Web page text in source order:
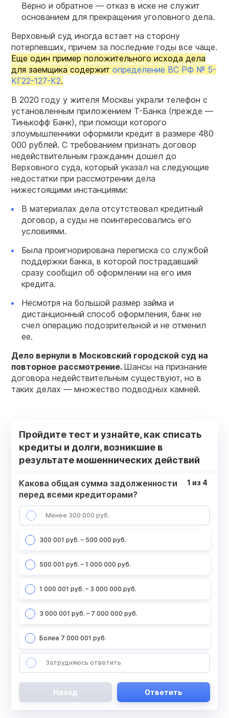
Верно и обратное — отказ в иске не служит
основанием для прекращения уголовного дела.
Верховный суд иногда встает на сторону
потерпевших, причем за последние годы все чаще.
Еще один пример положительного исхода дела
для заемщика содержит определение ВС РФ № 5-
КГ22-127-К2.
В 2020 году у жителя Москвы украли телефон с
установленным приложением Т-Банка (прежде —
Тинькофф Банк), при помощи которого
злоумышленники оформили кредит в размере 480
000 рублей. С требованием признать договор
недействительным гражданин дошел до
Верховного суда, который указал на следующие
недостатки при рассмотрении дела
нижестоящими инстанциями:
В материалах дела отсутствовал кредитный
договор, а суды не поинтересовались его
условиями.
Была проигнорирована переписка со службой
поддержки банка, в которой пострадавший
сразу сообщил об оформлении на его имя
кредита.
Несмотря на большой размер займа и
дистанционный способ оформления, банк не
счел операцию подозрительной и не отменил
ее.
Дело вернули в Московский городской суд на
повторное рассмотрение. Шансы на признание
договора недействительным существуют, но в
таких делах — множество подводных камней.
Пройдите тест и узнайте, как списать
кредиты и долги, возникшие в
результате мошеннических действий
Какова общая сумма задолженности
перед всеми кредиторами?
Менее 300 000 руб.
300 001 руб. – 500 000 руб.
500 001 руб. – 1 000 000 руб.
1 000 001 руб. – 3 000 000 руб.
3 000 001 руб. – 7 000 000 руб.
Более 7 000 001 руб.
Затрудняюсь ответить
1 из 4
Назад Ответить